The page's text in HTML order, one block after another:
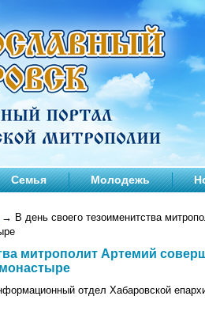
Семья Молодежь
→ В день своего тезоименитства
митрополит Артемий
отдел Хабаровской